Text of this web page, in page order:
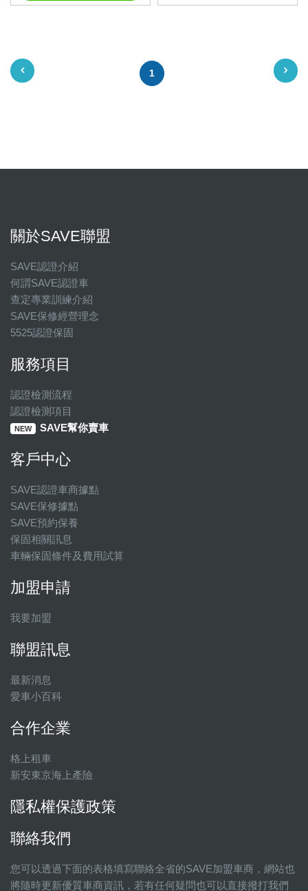
1
關於SAVE聯盟
SAVE認證介紹
何謂SAVE認證車
查定專業訓練介紹
SAVE保修經營理念
5525認證保固
服務項目
認證檢測流程
認證檢測項目
NEW SAVE幫你賣車
客戶中心
SAVE認證車商據點
SAVE保修據點
SAVE預約保養
保固相關訊息
車輛保固條件及費用試算
加盟申請
我要加盟
聯盟訊息
最新消息
愛車小百科
合作企業
格上租車
新安東京海上產險
隱私權保護政策
聯絡我們
您可以透過下面的表格填寫聯絡全省的SAVE加盟車商，網站也
將隨時更新優質車商資訊，若有任何疑問也可以直接撥打我們